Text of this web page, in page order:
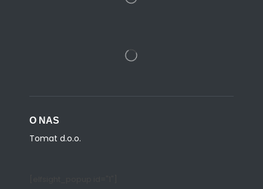
O NAS
Tomat d.o.o.